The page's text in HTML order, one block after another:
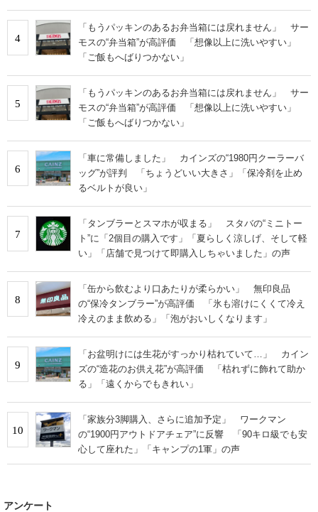
4
「もうパッキンのあるお弁当箱には戻れません」 サー
モスの“弁当箱”が高評価 「想像以上に洗いやすい」
「ご飯もへばりつかない」
5
「もうパッキンのあるお弁当箱には戻れません」 サー
モスの“弁当箱”が高評価 「想像以上に洗いやすい」
「ご飯もへばりつかない」
6
「車に常備しました」 カインズの“1980円クーラーバ
ッグ”が評判 「ちょうどいい大きさ」「保冷剤を止め
るベルトが良い」
7
「タンブラーとスマホが収まる」 スタバの“ミニトー
ト”に「2個目の購入です」「夏らしく涼しげ、そして軽
い」「店舗で見つけて即購入しちゃいました」の声
8
「缶から飲むより口あたりが柔らかい」 無印良品
の“保冷タンブラー”が高評価 「氷も溶けにくくて冷え
冷えのまま飲める」「泡がおいしくなります」
9
「お盆明けには生花がすっかり枯れていて…」 カイン
ズの“造花のお供え花”が高評価 「枯れずに飾れて助か
る」「遠くからでもきれい」
10
「家族分3脚購入、さらに追加予定」 ワークマン
の“1900円アウトドアチェア”に反響 「90キロ級でも安
心して座れた」「キャンプの1軍」の声
アンケート